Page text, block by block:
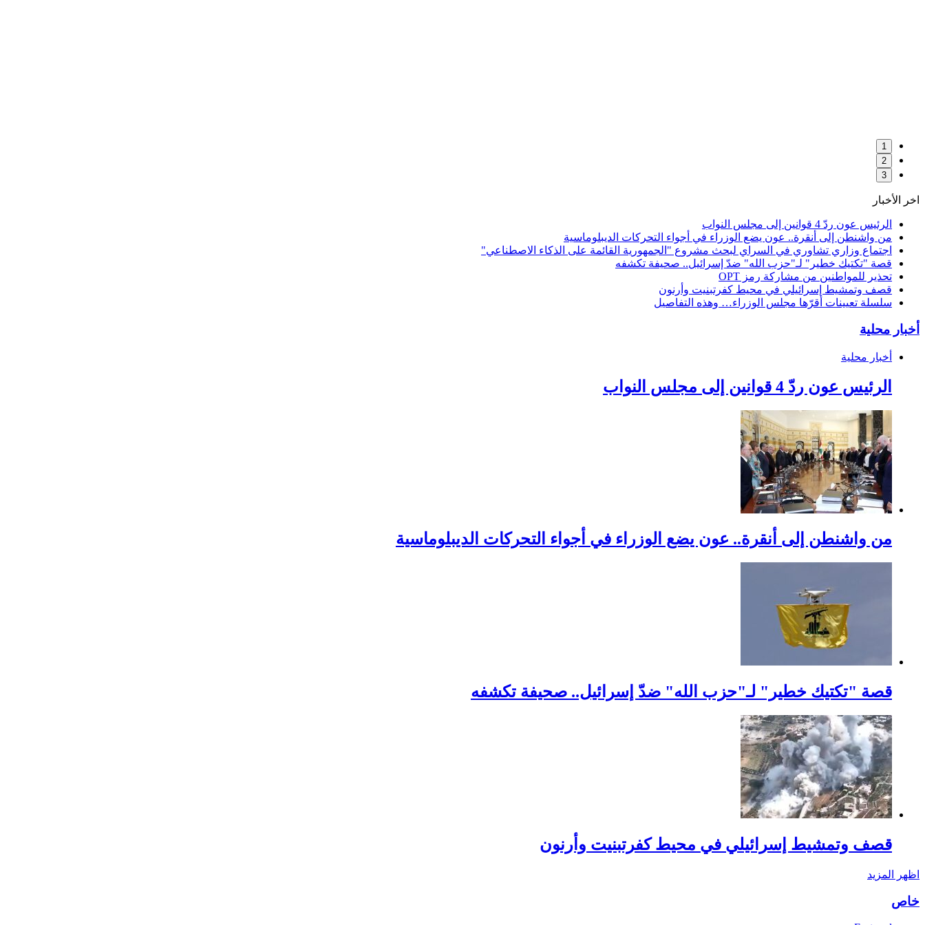
1
2
3
اخر الأخبار
الرئيس عون ردّ 4 قوانين إلى مجلس النواب
من واشنطن إلى أنقرة.. عون يضع الوزراء في أجواء التحركات الديبلوماسية
اجتماع وزاري تشاوري في السراي لبحث مشروع "الجمهورية القائمة على الذكاء الاصطناعي"
قصة "تكتيك خطير" لـ"حزب الله" ضدّ إسرائيل.. صحيفة تكشفه
تحذير للمواطنين من مشاركة رمز OPT
قصف وتمشيط إسرائيلي في محيط كفرتبنيت وأرنون
سلسلة تعيينات أقرّها مجلس الوزراء… وهذه التفاصيل
أخبار محلية
أخبار محلية
الرئيس عون ردّ 4 قوانين إلى مجلس النواب
من واشنطن إلى أنقرة.. عون يضع الوزراء في أجواء التحركات الديبلوماسية
قصة "تكتيك خطير" لـ"حزب الله" ضدّ إسرائيل.. صحيفة تكشفه
قصف وتمشيط إسرائيلي في محيط كفرتبنيت وأرنون
اظهر المزيد
خاص